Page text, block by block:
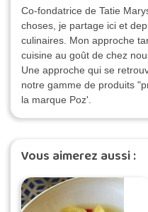
Co-fondatrice de Tatie
choses, je partage ici et
culinaires. Mon approche
cuisine au goût de chez
Une approche qui se
notre gamme de produits
la marque Poz'.
Vous aimerez aussi :